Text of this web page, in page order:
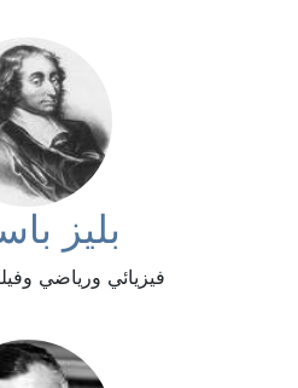
بليز
فيزيائي ورياضي